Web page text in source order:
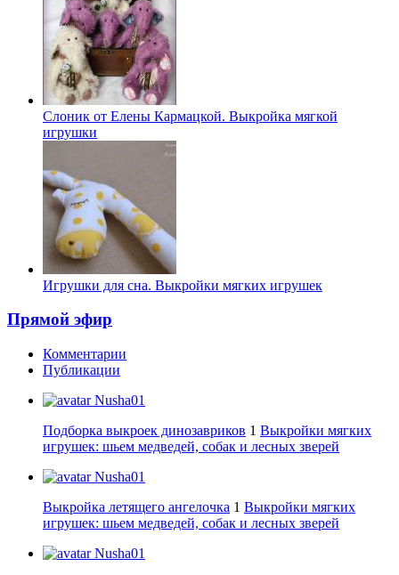
Слоник от Елены Кармацкой. Выкройка мягкой
игрушки
Игрушки для сна. Выкройки мягких игрушек
Прямой эфир
Комментарии
Публикации
Nusha01
Подборка выкроек динозавриков 1 Выкройки мягких
игрушек: шьем медведей, собак и лесных зверей
Nusha01
Выкройка летящего ангелочка 1 Выкройки мягких
игрушек: шьем медведей, собак и лесных зверей
Nusha01